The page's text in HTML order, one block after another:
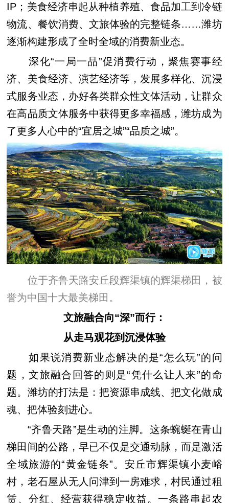
IP；美食经济串起从种植养殖、食品加工到冷链
物流、餐饮消费、文旅体验的完整链条……潍坊
逐渐构建形成了全时全域的消费新业态。
深化“一局一品”促消费行动，聚焦赛事经
济、美食经济、演艺经济等，发展多样化、沉浸
式服务业态，办好各类群众性文体活动，让群众
在高品质文体服务中获得更多幸福感，潍坊成为
了更多人心中的“宜居之城”“品质之城”。
位于齐鲁天路安丘段辉渠镇的辉渠梯田，被
誉为中国十大最美梯田。
文旅融合向“深”而行：
从走马观花到沉浸体验
如果说消费新业态解决的是“怎么玩”的问
题，文旅融合回答的则是“凭什么让人来”的命
题。潍坊的打法是：把资源串成线、把文化做成
魂、把体验刻进心。
“齐鲁天路”是生动的注脚。这条蜿蜒在青山
梯田间的公路，早已不仅是交通动脉，而是激活
全域旅游的“黄金链条”。安丘市辉渠镇小麦峪
村，老石屋从无人问津到一房难求，村民通过租
赁、分红、经营获得稳定收益。一条路串起农